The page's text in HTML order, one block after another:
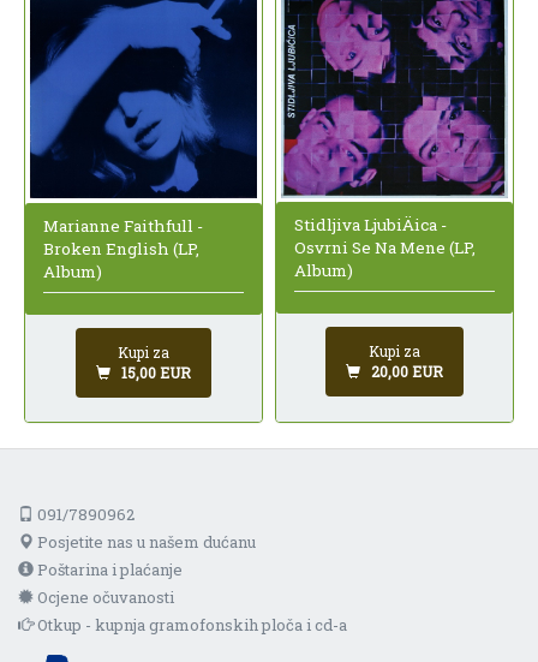
Marianne Faithfull -
Broken English (LP,
Album)
Kupi za
15,00 EUR
Stidljiva LjubiÄica -
Osvrni Se Na Mene (LP,
Album)
Kupi za
20,00 EUR
091/7890962
Posjetite nas u našem dućanu
Poštarina i plaćanje
Ocjene očuvanosti
Otkup - kupnja gramofonskih ploča i cd-a